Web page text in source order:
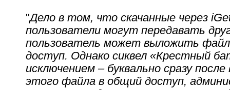
"Дело в том, что скачанные через
пользователи могут передавать
пользователь может выложить
доступ. Однако сиквел «Крестный
исключением – буквально сразу
этого файла в общий доступ,